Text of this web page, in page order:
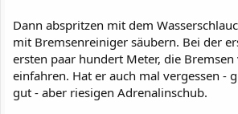
Dann abspritzen mit dem
mit Bremsenreiniger säubern. Bei der
ersten paar hundert Meter, die
einfahren. Hat er auch mal vergessen -
gut - aber riesigen Adrenalinschub.